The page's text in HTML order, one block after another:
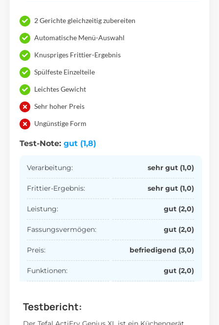
2 Gerichte gleichzeitig zubereiten
Automatische Menü-Auswahl
Knuspriges Frittier-Ergebnis
Spülfeste Einzelteile
Leichtes Gewicht
Sehr hoher Preis
Ungünstige Form
Test-Note: gut (1,8)
Verarbeitung: sehr gut (1,0)
Frittier-Ergebnis: sehr gut (1,0)
Leistung: gut (2,0)
Fassungsvermögen: gut (2,0)
Preis: befriedigend (3,0)
Funktionen: gut (2,0)
Testbericht: